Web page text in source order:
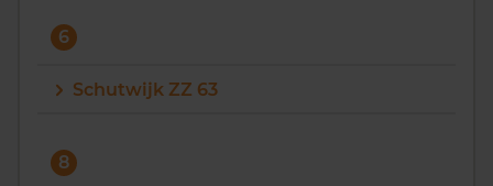
6
Schutwijk ZZ 63
8